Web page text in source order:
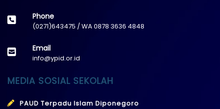
Phone
(0271)643475 / WA 0878 3636 4848
Email
info@ypid.or.id
MEDIA SOSIAL SEKOLAH
PAUD Terpadu Islam Diponegoro